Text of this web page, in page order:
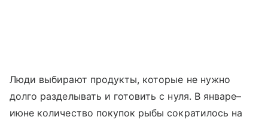
Люди выбирают продукты, которые не нужно
долго разделывать и готовить с нуля. В январе–
июне количество покупок рыбы сократилось на